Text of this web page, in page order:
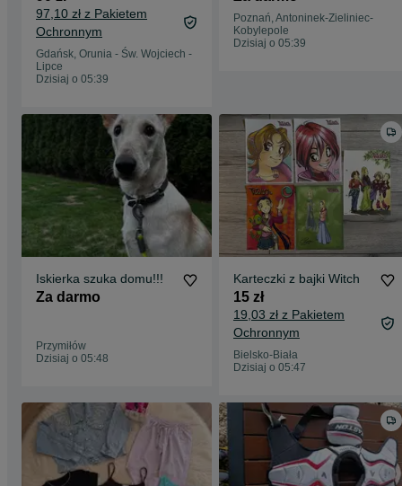
97,10 zł z Pakietem
Ochronnym
Gdańsk, Orunia - Św. Wojciech -
Lipce
Dzisiaj o 05:39
Poznań, Antoninek-Zieliniec-
Kobylepole
Dzisiaj o 05:39
Iskierka szuka domu!!!
Za darmo
Przymiłów
Dzisiaj o 05:48
Karteczki z bajki Witch
15 zł
19,03 zł z Pakietem
Ochronnym
Bielsko-Biała
Dzisiaj o 05:47